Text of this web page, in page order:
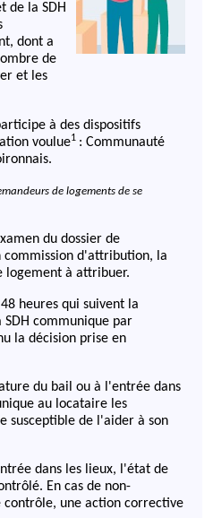
de la SDH
dont a
de
et les
à des dispositifs
voulue1 : Communauté
de logements de se
du dossier de
d'attribution, la
logement à attribuer.
48 heures qui suivent la
communique par
la décision prise en
du bail ou à l'entrée dans
au locataire les
susceptible de l'aider à son
dans les lieux, l'état de
En cas de non-
une action corrective